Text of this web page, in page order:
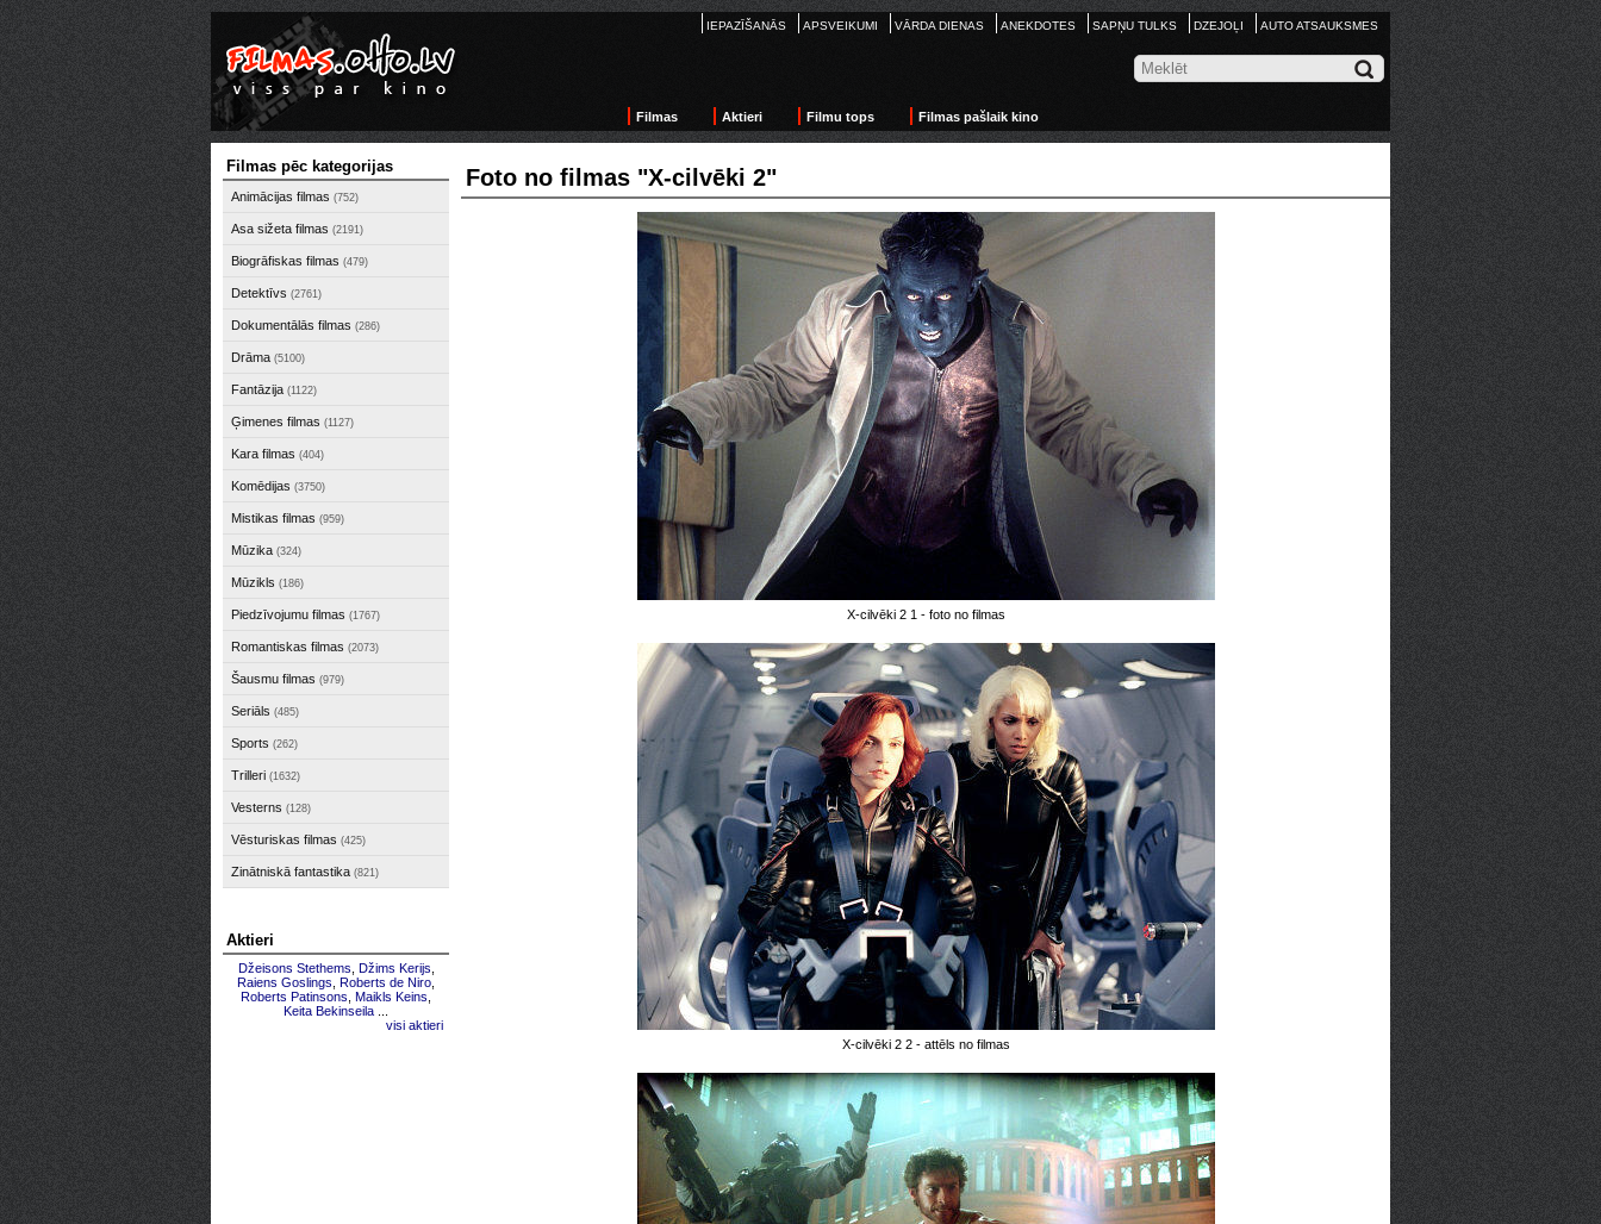
IEPAZĪŠANĀS APSVEIKUMI VĀRDA DIENAS ANEKDOTES SAPŅU TULKS DZEJOĻI AUTO ATSAUKSMES
Filmas Aktieri Filmu tops Filmas pašlaik kino
Filmas pēc kategorijas
Animācijas filmas (752)
Asa sižeta filmas (2191)
Biogrāfiskas filmas (479)
Detektīvs (2761)
Dokumentālās filmas (286)
Drāma (5100)
Fantāzija (1122)
Ģimenes filmas (1127)
Kara filmas (404)
Komēdijas (3750)
Mistikas filmas (959)
Mūzika (324)
Mūzikls (186)
Piedzīvojumu filmas (1767)
Romantiskas filmas (2073)
Šausmu filmas (979)
Seriāls (485)
Sports (262)
Trilleri (1632)
Vesterns (128)
Vēsturiskas filmas (425)
Zinātniskā fantastika (821)
Aktieri
Džeisons Stethems Džims Kerijs
Raiens Goslings Roberts de Niro
Roberts Patinsons Maikls Keins
Keita Bekinseila
visi aktieri
Foto no filmas "X-cilvēki 2"
X-cilvēki 2 1 - foto no filmas
X-cilvēki 2 2 - attēls no filmas